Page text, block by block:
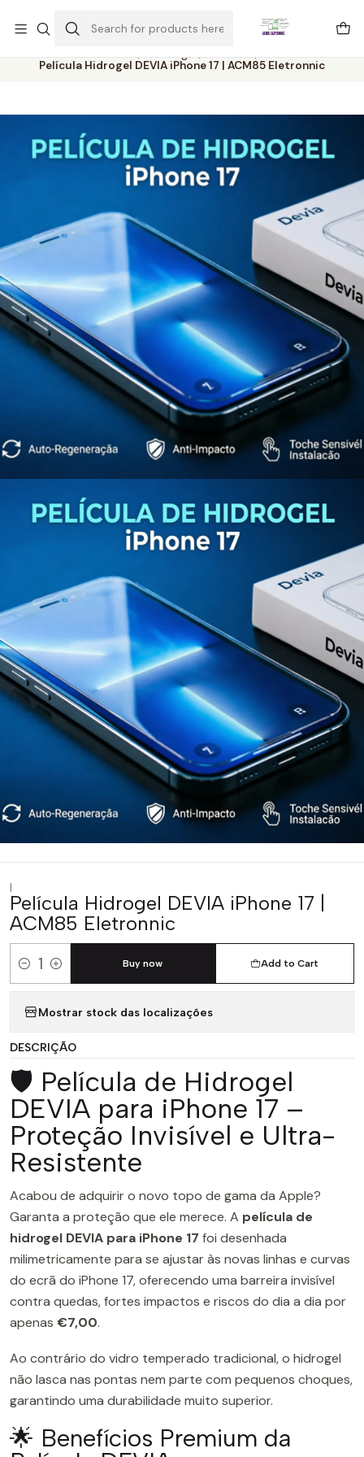
Home Catálogo
Películas
Película Hidrogel DEVIA iPhone 17 | ACM85 Eletronnic
|
Película Hidrogel DEVIA iPhone 17 |
ACM85 Eletronnic
Quantity
Add to Cart
Buy now
Mostrar stock das localizações
DESCRIÇÃO
🛡️ Película de Hidrogel
DEVIA para iPhone 17 –
Proteção Invisível e Ultra-
Resistente
Acabou de adquirir o novo topo de gama da Apple?
Garanta a proteção que ele merece. A película de
hidrogel DEVIA para iPhone 17 foi desenhada
milimetricamente para se ajustar às novas linhas e curvas
do ecrã do iPhone 17, oferecendo uma barreira invisível
contra quedas, fortes impactos e riscos do dia a dia por
apenas €7,00.
Ao contrário do vidro temperado tradicional, o hidrogel
não lasca nas pontas nem parte com pequenos choques,
garantindo uma durabilidade muito superior.
🌟 Benefícios Premium da